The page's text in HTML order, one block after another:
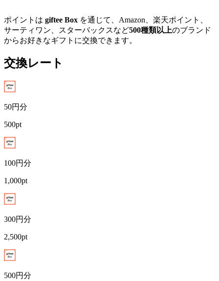
ポイントは giftee Box を通じて、Amazon、楽天ポイント、
サーティワン、スターバックスなど500種類以上のブランド
からお好きなギフトに交換できます。
交換レート
50円分
500pt
100円分
1,000pt
300円分
2,500pt
500円分